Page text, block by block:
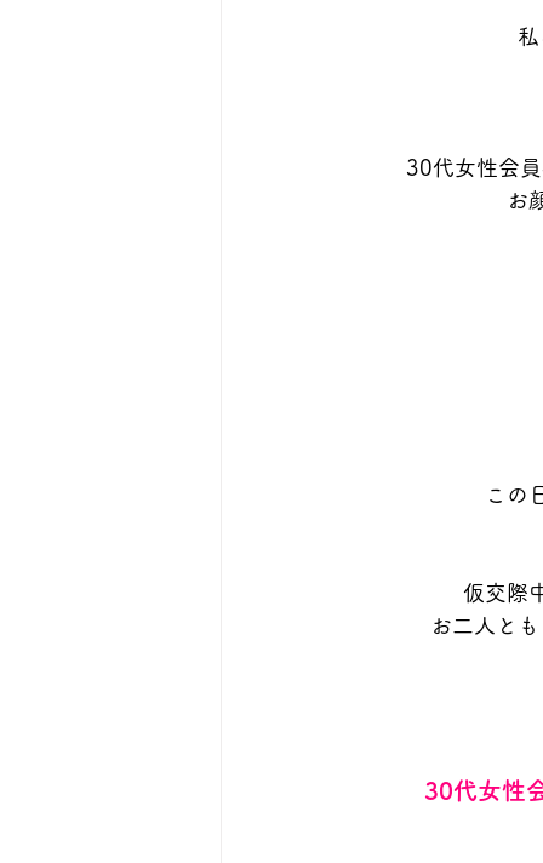
30代女性会
お
この
仮交際
お二人と
30代女性